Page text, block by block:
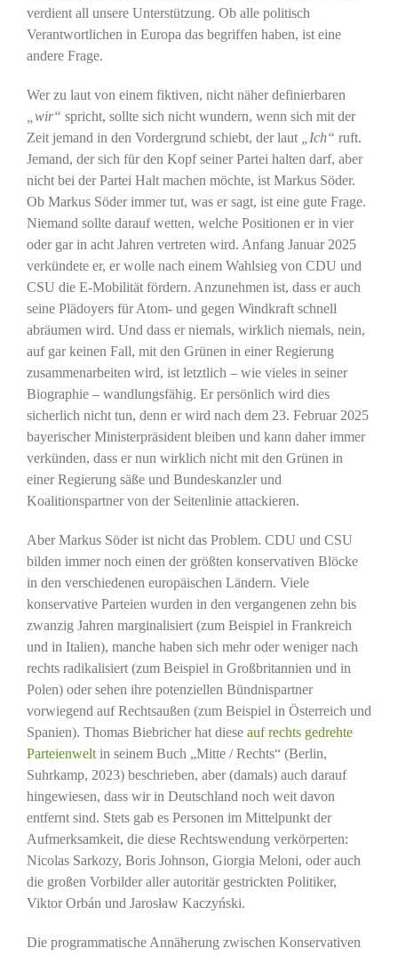
verdient all unsere Unterstützung. Ob alle politisch
Verantwortlichen in Europa das begriffen haben, ist eine
andere Frage.
Wer zu laut von einem fiktiven, nicht näher definierbaren
„wir“ spricht, sollte sich nicht wundern, wenn sich mit der
Zeit jemand in den Vordergrund schiebt, der laut
„Ich“ ruft.
Jemand, der sich für den Kopf seiner Partei halten darf, aber
nicht bei der Partei Halt machen möchte, ist Markus Söder.
Ob Markus Söder immer tut, was er sagt, ist eine gute Frage.
Niemand sollte darauf wetten, welche Positionen er in vier
oder gar in acht Jahren vertreten wird. Anfang Januar 2025
verkündete er, er wolle nach einem Wahlsieg von CDU und
CSU die E-Mobilität fördern. Anzunehmen ist, dass er auch
seine Plädoyers für Atom- und gegen Windkraft schnell
abräumen wird. Und dass er niemals, wirklich niemals, nein,
auf gar keinen Fall, mit den Grünen in einer Regierung
zusammenarbeiten wird, ist letztlich – wie vieles in seiner
Biographie – wandlungsfähig. Er persönlich wird dies
sicherlich nicht tun, denn er wird nach dem 23. Februar 2025
bayerischer Ministerpräsident bleiben und kann daher immer
verkünden, dass er nun wirklich nicht mit den Grünen in
einer Regierung säße und Bundeskanzler und
Koalitionspartner von der Seitenlinie attackieren.
Aber Markus Söder ist nicht das Problem. CDU und CSU
bilden immer noch einen der größten konservativen Blöcke
in den verschiedenen europäischen Ländern. Viele
konservative Parteien wurden in den vergangenen zehn bis
zwanzig Jahren marginalisiert (zum Beispiel in Frankreich
und in Italien), manche haben sich mehr oder weniger nach
rechts radikalisiert (zum Beispiel in Großbritannien und in
Polen) oder sehen ihre potenziellen Bündnispartner
vorwiegend auf Rechtsaußen (zum Beispiel in Österreich und
Spanien). Thomas Biebricher hat diese auf rechts gedrehte
Parteienweltin seinem Buch „Mitte / Rechts“ (Berlin,
Suhrkamp, 2023) beschrieben, aber (damals) auch darauf
hingewiesen, dass wir in Deutschland noch weit davon
entfernt sind. Stets gab es Personen im Mittelpunkt der
Aufmerksamkeit, die diese Rechtswendung verkörperten:
Nicolas Sarkozy, Boris Johnson, Giorgia Meloni, oder auch
die großen Vorbilder aller autoritär gestrickten Politiker,
Viktor Orbán und Jarosław Kaczyński.
Die programmatische Annäherung zwischen Konservativen